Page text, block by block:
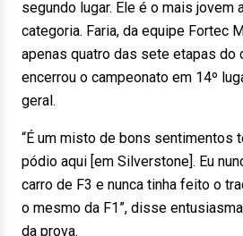
segundo lugar. Ele é o mais jovem
categoria. Faria, da equipe Fortec
apenas quatro das sete etapas do
encerrou o campeonato em 14º
geral.
“É um misto de bons sentimentos
pódio aqui [em Silverstone]. Eu
carro de F3 e nunca tinha feito o
o mesmo da F1”, disse
da prova.